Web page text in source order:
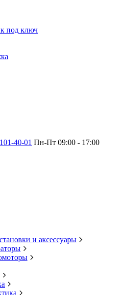
под ключ
40-01 Пн-Пт 09:00 - 17:00
и аксессуары